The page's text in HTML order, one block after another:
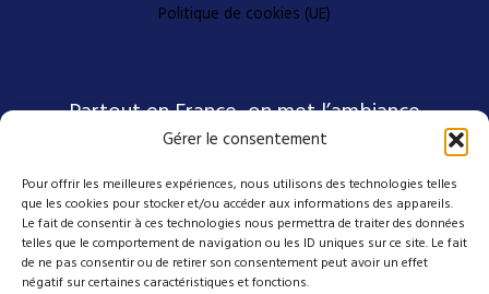
Gérer le consentement
Pour offrir les meilleures expériences, nous utilisons des technologies telles
que les cookies pour stocker et/ou accéder aux informations des appareils.
Le fait de consentir à ces technologies nous permettra de traiter des données
telles que le comportement de navigation ou les ID uniques sur ce site. Le fait
de ne pas consentir ou de retirer son consentement peut avoir un effet
négatif sur certaines caractéristiques et fonctions.
Politique de cookies (UE)
Partout en France, on met l’ambiance
Nos coordonnées
4 avenue Emmanuel D'Alzon